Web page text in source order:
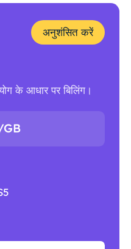
अनुशंसित करें
के आधार पर बिलिंग।